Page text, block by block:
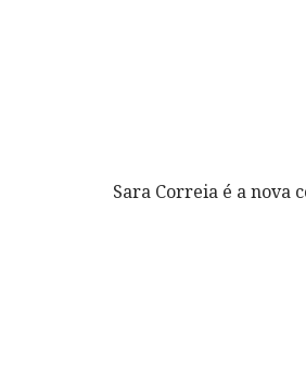
Sara Correia é a nova